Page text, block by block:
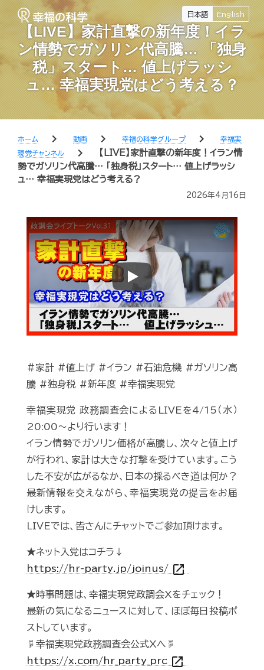
日本語 English
【LIVE】家計直撃の新年度！イラ
ン情勢でガソリン代高騰… 「独身
税」スタート… 値上げラッシ
ュ… 幸福実現党はどう考える？
ホーム chevron_right 動画 chevron_right 幸福の科学グループ chevron_right
幸福実
現党チャンネル
chevron_right
【LIVE】家計直撃の新年度！イラン情
勢でガソリン代高騰… 「独身税」スタート… 値上げラッシ
ュ… 幸福実現党はどう考える？
2026年4月16日
Play
#家計 #値上げ #イラン #石油危機 #ガソリン高
騰 #独身税 #新年度 #幸福実現党
幸福実現党 政務調査会によるLIVEを4/15（水）
20:00〜より行います！
イラン情勢でガソリン価格が高騰し、次々と値上げ
が行われ、家計は大きな打撃を受けています。こう
した不安が広がるなか、日本の採るべき道は何か？
最新情報を交えながら、幸福実現党の提言をお届
けします。
LIVEでは、皆さんにチャットでご参加頂けます。
★ネット入党はコチラ↓
https://hr-party.jp/joinus/ open_in_new
★時事問題は、幸福実現党政調会Xをチェック！
最新の気になるニュースに対して、ほぼ毎日投稿ポ
ストしています。
☟幸福実現党政務調査会公式Xへ☟
https://x.com/hr_party_prc open_in_new